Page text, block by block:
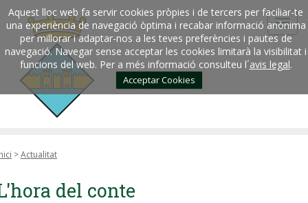
Aquest lloc web fa servir cookies pròpies i de tercers per faciliar-te
una experiència de navegació òptima i recabar informació anònima
per millorar i adaptar-nos a les teves preferències i pautes de
navegació. Navegar sense acceptar les cookies limitarà la visibilitat i
funcions del web. Per a més informació consulteu l´avis legal.
Acceptar Cookies
>Actualitat
del conte